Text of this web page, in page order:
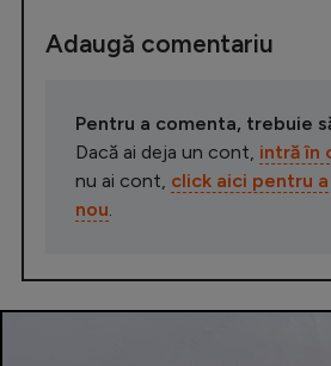
Adaugă comentariu
Pentru a comenta, trebuie
Dacă ai deja un cont, intră în
nu ai cont, click aici pentru
nou.